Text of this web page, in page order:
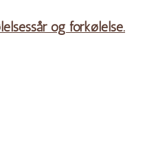
og forkølelse.